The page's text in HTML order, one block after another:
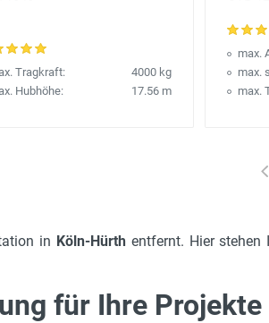
Tragkraft:
4000 kg
Hubhöhe:
17.56 m
max.
max.
max.
in Köln-Hürth entfernt. Hier stehen
für Ihre Projekte